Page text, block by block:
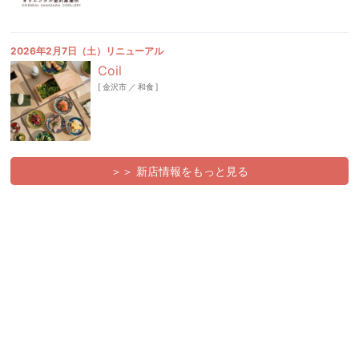
2026年2月7日（土）リニューアル
Coil
[金沢市 ／ 和食]
＞＞ 新店情報をもっと見る